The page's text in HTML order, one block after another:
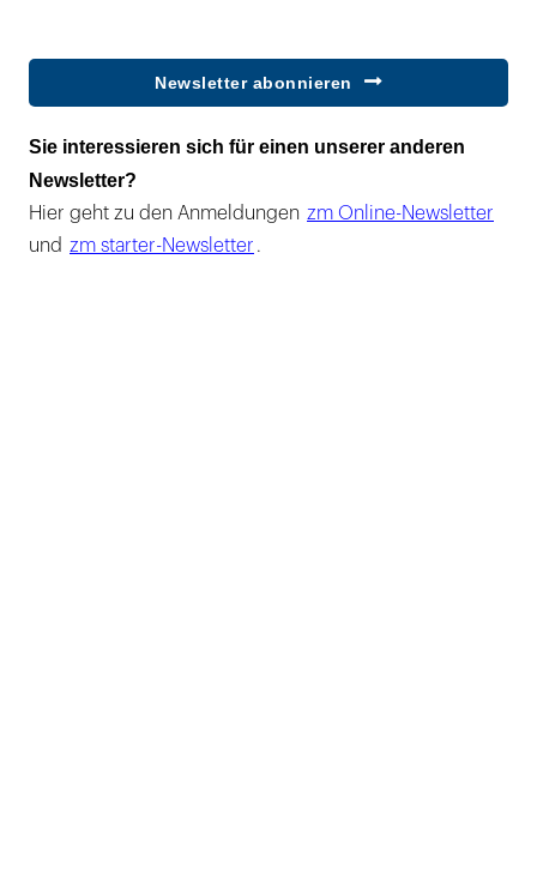
Newsletter abonnieren
Sie interessieren sich für einen unserer anderen
Newsletter?
Hier geht zu den Anmeldungen zm Online-Newsletter
und zm starter-Newsletter .